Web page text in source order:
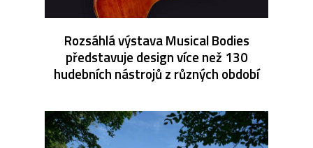
Rozsáhlá výstava Musical Bodies
představuje design více než 130
hudebních nástrojů z různých období